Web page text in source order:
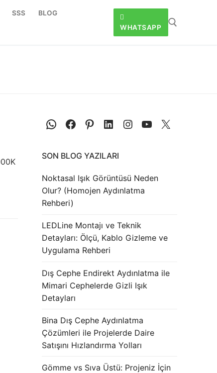
SSS BLOG
WHATSAPP
WhatsApp
Facebook
Pinterest
LinkedIn
Instagram
YouTube
X
SON BLOG YAZILARI
Noktasal Işık Görüntüsü Neden
Olur? (Homojen Aydınlatma
Rehberi)
LEDLine Montajı ve Teknik
Detayları: Ölçü, Kablo Gizleme ve
Uygulama Rehberi
Dış Cephe Endirekt Aydınlatma ile
Mimari Cephelerde Gizli Işık
Detayları
Bina Dış Cephe Aydınlatma
Çözümleri ile Projelerde Daire
Satışını Hızlandırma Yolları
Gömme vs Sıva Üstü: Projeniz İçin